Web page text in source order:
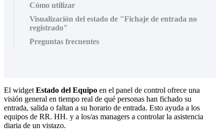
Cómo utilizar
Visualización del estado de "Fichaje de entrada no
registrado"
Preguntas frecuentes
El widget Estado del Equipo en el panel de control ofrece una
visión general en tiempo real de qué personas han fichado su
entrada, salida o faltan a su horario de entrada. Esto ayuda a los
equipos de RR. HH. y a los/as managers a controlar la asistencia
diaria de un vistazo.